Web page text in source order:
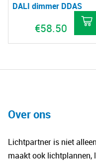
DALI dimmer DDAS
€58.50
Over ons
Lichtpartner is niet
maakt ook lichtplannen,